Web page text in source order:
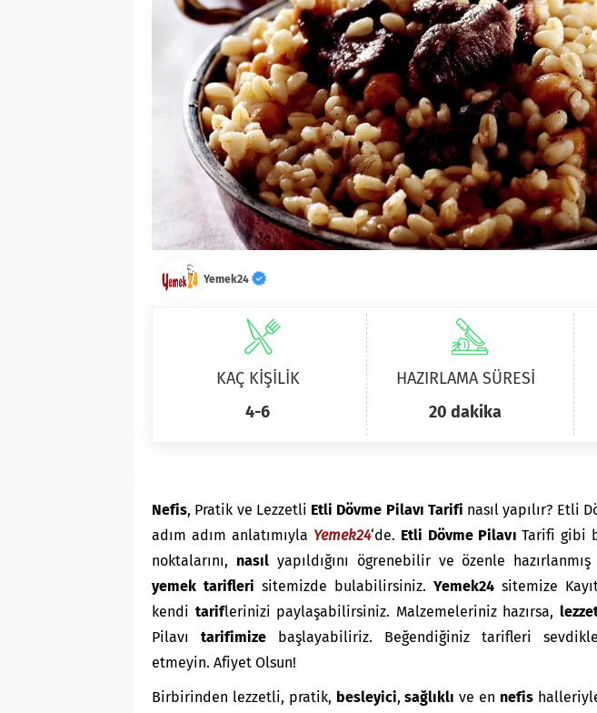
Yemek24
KAÇ KİŞİLİK
4-6
HAZIRLAMA SÜRESİ
20 dakika
Nefis, Pratik ve Lezzetli Etli Dövme Pilavı Tarifi nasıl yapılır? Etli
adım adım anlatımıyla Yemek24‘de. Etli Dövme Pilavı Tarifi gibi
noktalarını, nasılyapıldığını ögrenebilir ve özenle hazırlanmış
yemek tarifleri sitemizde bulabilirsiniz. Yemek24 sitemize
kendi tariflerinizi paylaşabilirsiniz. Malzemeleriniz hazırsa,
Pilavı tarifimize başlayabiliriz. Beğendiğiniz tarifleri
etmeyin. Afiyet Olsun!
Birbirinden lezzetli, pratik, besleyici,sağlıklı ve en nefis